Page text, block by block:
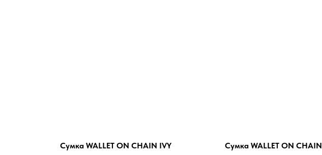
Сумка WALLET ON CHAIN IVY Сумка WALLET ON CHAIN